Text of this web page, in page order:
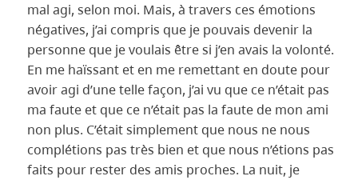
mal agi, selon moi. Mais, à travers ces émotions
négatives, j’ai compris que je pouvais devenir la
personne que je voulais être si j’en avais la volonté.
En me haïssant et en me remettant en doute pour
avoir agi d’une telle façon, j’ai vu que ce n’était pas
ma faute et que ce n’était pas la faute de mon ami
non plus. C’était simplement que nous ne nous
complétions pas très bien et que nous n’étions pas
faits pour rester des amis proches. La nuit, je